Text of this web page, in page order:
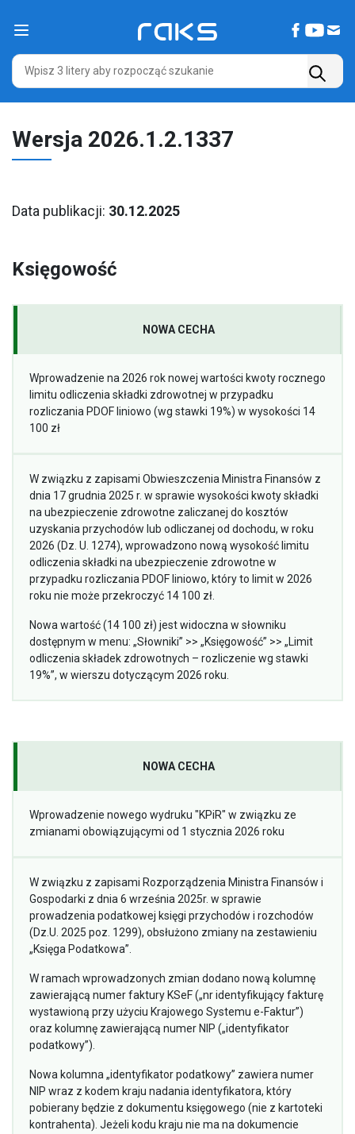
Main Navigation
Wersja 2026.1.2.1337
Data publikacji: 30.12.2025
Księgowość
NOWA CECHA
Wprowadzenie na 2026 rok nowej wartości kwoty rocznego
limitu odliczenia składki zdrowotnej w przypadku
rozliczania PDOF liniowo (wg stawki 19%) w wysokości 14
100 zł
W związku z zapisami Obwieszczenia Ministra Finansów z
dnia 17 grudnia 2025 r. w sprawie wysokości kwoty składki
na ubezpieczenie zdrowotne zaliczanej do kosztów
uzyskania przychodów lub odliczanej od dochodu, w roku
2026 (Dz. U. 1274), wprowadzono nową wysokość limitu
odliczenia składki na ubezpieczenie zdrowotne w
przypadku rozliczania PDOF liniowo, który to limit w 2026
roku nie może przekroczyć 14 100 zł.
Nowa wartość (14 100 zł) jest widoczna w słowniku
dostępnym w menu: „Słowniki” >> „Księgowość” >> „Limit
odliczenia składek zdrowotnych – rozliczenie wg stawki
19%”, w wierszu dotyczącym 2026 roku.
NOWA CECHA
Wprowadzenie nowego wydruku "KPiR" w związku ze
zmianami obowiązującymi od 1 stycznia 2026 roku
W związku z zapisami Rozporządzenia Ministra Finansów i
Gospodarki z dnia 6 września 2025r. w sprawie
prowadzenia podatkowej księgi przychodów i rozchodów
(Dz.U. 2025 poz. 1299), obsłużono zmiany na zestawieniu
„Księga Podatkowa”.
W ramach wprowadzonych zmian dodano nową kolumnę
zawierającą numer faktury KSeF („nr identyfikujący fakturę
wystawioną przy użyciu Krajowego Systemu e-Faktur”)
oraz kolumnę zawierającą numer NIP („identyfikator
podatkowy”).
Nowa kolumna „identyfikator podatkowy” zawiera numer
NIP wraz z kodem kraju nadania identyfikatora, który
pobierany będzie z dokumentu księgowego (nie z kartoteki
kontrahenta). Jeżeli kodu kraju nie ma na dokumencie